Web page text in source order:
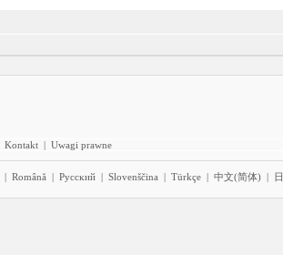
Kontakt | Uwagi prawne
| Română | Pyccĸий | Slovenščina | Türkçe | 中文(简体) |